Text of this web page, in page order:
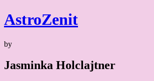
Skip
to
AstroZenit
by
Jasminka Holclajtner